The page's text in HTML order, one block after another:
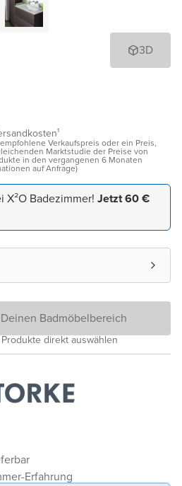
3D
Erfahrung
Verkaufspreis oder ein Preis,
Marktstudie der Preise von
in den vergangenen 6 Monaten
auf Anfrage)
X²O Badezimmer! Jetzt 60 €
Badmöbelbereich
direkt auswählen